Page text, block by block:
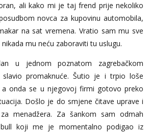
tvoj poziv!
- mob:1,12€ min
tvoj poziv!
677-677- Kod: #142
- mob:1,12€ min
tvoj poziv!
ali kako mi je taj frend prije nekoliko
novca za kupovinu automobila,
na sat vremena. Vratio sam mu sve
mu neću zaboraviti tu uslugu.
u jednom poznatom zagrebačkom
promaknuće. Šutio je i trpio loše
a onda se u njegovoj firmi gotovo preko
Došlo je do smjene čitave uprave i
menadžera. Za šankom sam odmah
koji me je momentalno podigao iz